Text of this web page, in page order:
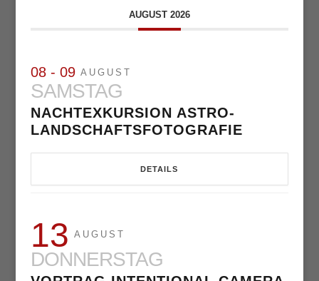
AUGUST 2026
08 - 09 AUGUST
SAMSTAG
NACHTEXKURSION ASTRO-
LANDSCHAFTSFOTOGRAFIE
DETAILS
13 AUGUST
DONNERSTAG